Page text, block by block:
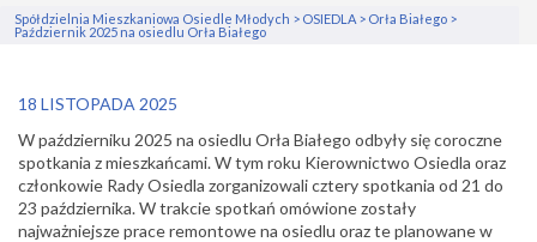
Spółdzielnia Mieszkaniowa Osiedle Młodych > OSIEDLA > Orła Białego >
Październik 2025 na osiedlu Orła Białego
18 LISTOPADA 2025
W październiku 2025 na osiedlu Orła Białego odbyły się coroczne
spotkania z mieszkańcami. W tym roku Kierownictwo Osiedla oraz
członkowie Rady Osiedla zorganizowali cztery spotkania od 21 do
23 października. W trakcie spotkań omówione zostały
najważniejsze prace remontowe na osiedlu oraz te planowane w